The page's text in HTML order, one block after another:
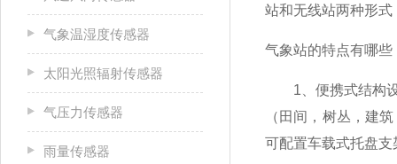
站和无线站两种形
气象站的特点有哪些
1、便携式结构设
（田间，树丛，建
可配置车载式托盘
气象温湿度传感器
太阳光照辐射传感器
气压力传感器
雨量传感器